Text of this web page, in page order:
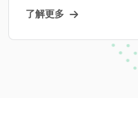
了解更多